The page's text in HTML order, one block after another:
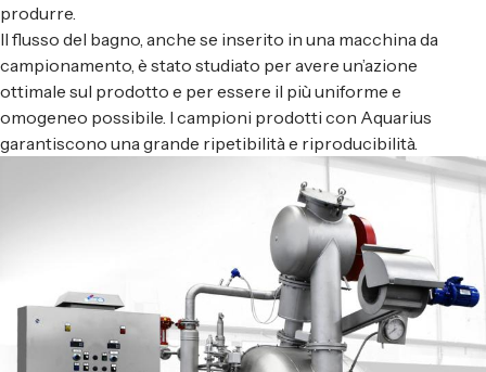
produrre.
Il flusso del bagno, anche se inserito in una macchina da
campionamento, è stato studiato per avere un’azione
ottimale sul prodotto e per essere il più uniforme e
omogeneo possibile. I campioni prodotti con Aquarius
garantiscono una grande ripetibilità e riproducibilità.